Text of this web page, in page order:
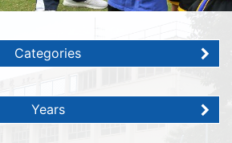
Categories
Years